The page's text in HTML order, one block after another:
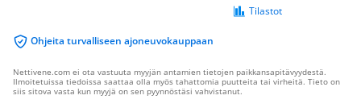
Ohjeita turvalliseen ajoneuvokauppaan
Tilastot
Nettivene.com ei ota vastuuta myyjän antamien tietojen paikkansapitävyydestä.
Ilmoitetuissa tiedoissa saattaa olla myös tahattomia puutteita tai virheitä. Tieto on
siis sitova vasta kun myyjä on sen pyynnöstäsi vahvistanut.